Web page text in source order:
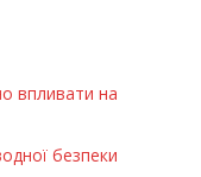
впливати на
безпеки